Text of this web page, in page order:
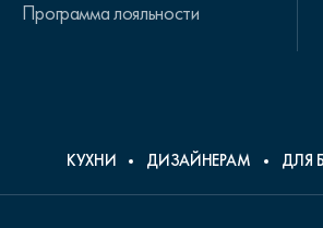
Программа лояльности
КУХНИ ДИЗАЙНЕРАМ ДЛЯ